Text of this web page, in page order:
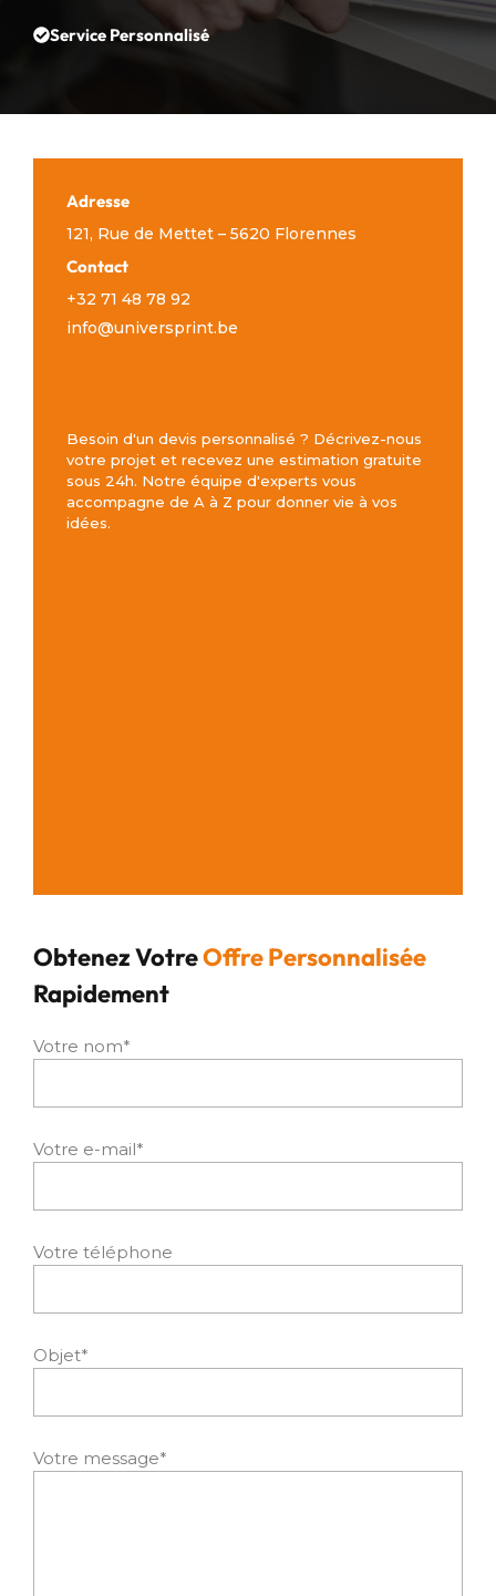
Service Personnalisé
Adresse
121, Rue de Mettet – 5620 Florennes
Contact
+32 71 48 78 92
info@universprint.be
Besoin d'un devis personnalisé ? Décrivez-nous
votre projet et recevez une estimation gratuite
sous 24h. Notre équipe d'experts vous
accompagne de A à Z pour donner vie à vos
idées.
Obtenez VotreOffre Personnalisée
Rapidement
Votre nom*
Votre e-mail*
Votre téléphone
Objet*
Votre message*